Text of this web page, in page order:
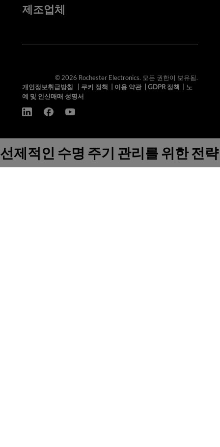
제조업체
© 2026 Rochester Electronics. 모든 권한이 보유됨.
개인정보취급방침
쿠키 정책 이용 약관| GDPR 정책
노
예 및 인신매매 성명서
선제적인 수명 주기 관리를 위한 전략